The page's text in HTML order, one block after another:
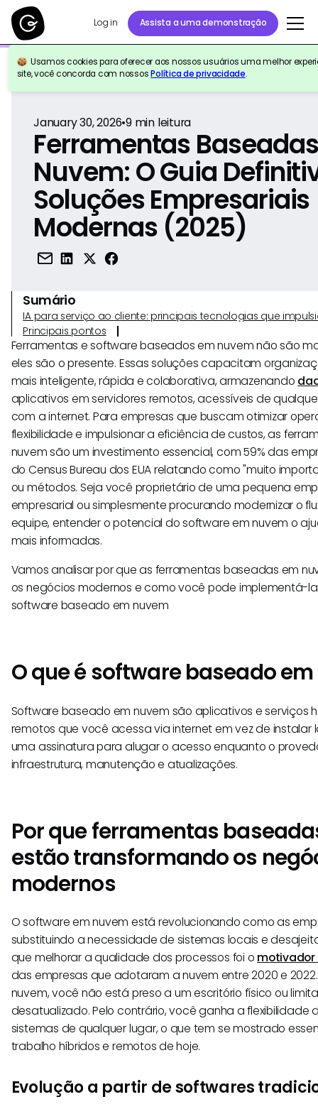
Log in Assista a uma demonstração
Usamos cookies para oferecer aos nossos usuários uma melhor
site, você concorda com nossosPolítica de privacidade.
Voltar para a referência
January 30, 2026•9min leitura
Ferramentas
Nuvem: O Guia
Soluções Empresariais
Modernas (2025)
Sumário
IA para serviço ao cliente: principais tecnologias que
Principais pontos
Ferramentas e software baseados em nuvem não são
eles são o presente. Essas soluções capacitam
mais inteligente, rápida e colaborativa, armazenando
aplicativos em servidores remotos, acessíveis de
com a internet. Para empresas que buscam otimizar
flexibilidade e impulsionar a eficiência de custos, as
nuvem são um investimento essencial, com 59% das
do Census Bureau dos EUA relatando como "muito
ou métodos. Seja você proprietário de uma pequena
empresarial ou simplesmente procurando modernizar o
equipe, entender o potencial do software em nuvem o
mais informadas.
Vamos analisar por que as ferramentas baseadas em
os negócios modernos e como você pode implementá-
software baseado em nuvem
O que é software baseado
Software baseado em nuvem são aplicativos e serviços
remotos que você acessa via internet em vez de
uma assinatura para alugar o acesso enquanto o
infraestrutura, manutenção e atualizações.
Por que ferramentas
estão transformando os
modernos
O software em nuvem está revolucionando como as
substituindo a necessidade de sistemas locais e
que melhorar a qualidade dos processos foi o
das empresas que adotaram a nuvem entre 2020 e
nuvem, você não está preso a um escritório físico ou
desatualizado. Pelo contrário, você ganha a flexibilidade
sistemas de qualquer lugar, o que tem se mostrado
trabalho híbridos e remotos de hoje.
Evolução a partir de softwares